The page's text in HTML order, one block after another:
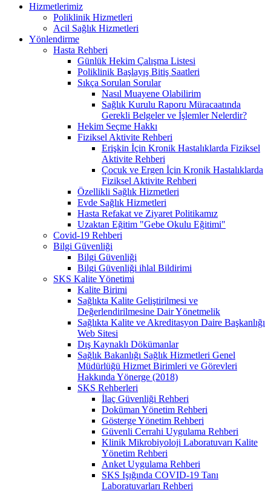
Hizmetlerimiz
Poliklinik Hizmetleri
Acil Sağlık Hizmetleri
Yönlendirme
Hasta Rehberi
Günlük Hekim Çalışma Listesi
Poliklinik Başlayış Bitiş Saatleri
Sıkça Sorulan Sorular
Nasıl Muayene Olabilirim
Sağlık Kurulu Raporu Müracaatında
Gerekli Belgeler ve İşlemler Nelerdir?
Hekim Seçme Hakkı
Fiziksel Aktivite Rehberi
Erişkin İçin Kronik Hastalıklarda Fiziksel
Aktivite Rehberi
Çocuk ve Ergen İçin Kronik Hastalıklarda
Fiziksel Aktivite Rehberi
Özellikli Sağlık Hizmetleri
Evde Sağlık Hizmetleri
Hasta Refakat ve Ziyaret Politikamız
Uzaktan Eğitim "Gebe Okulu Eğitimi"
Covid-19 Rehberi
Bilgi Güvenliği
Bilgi Güvenliği
Bilgi Güvenliği ihlal Bildirimi
SKS Kalite Yönetimi
Kalite Birimi
Sağlıkta Kalite Geliştirilmesi ve
Değerlendirilmesine Dair Yönetmelik
Sağlıkta Kalite ve Akreditasyon Daire Başkanlığı
Web Sitesi
Dış Kaynaklı Dökümanlar
Sağlık Bakanlığı Sağlık Hizmetleri Genel
Müdürlüğü Hizmet Birimleri ve Görevleri
Hakkında Yönerge (2018)
SKS Rehberleri
İlaç Güvenliği Rehberi
Doküman Yönetim Rehberi
Gösterge Yönetim Rehberi
Güvenli Cerrahi Uygulama Rehberi
Klinik Mikrobiyoloji Laboratuvarı Kalite
Yönetim Rehberi
Anket Uygulama Rehberi
SKS Işığında COVID-19 Tanı
Laboratuvarları Rehberi